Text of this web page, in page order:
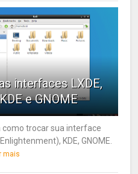
interfaces LXDE,
e GNOME
trocar sua interface
KDE, GNOME.
mais